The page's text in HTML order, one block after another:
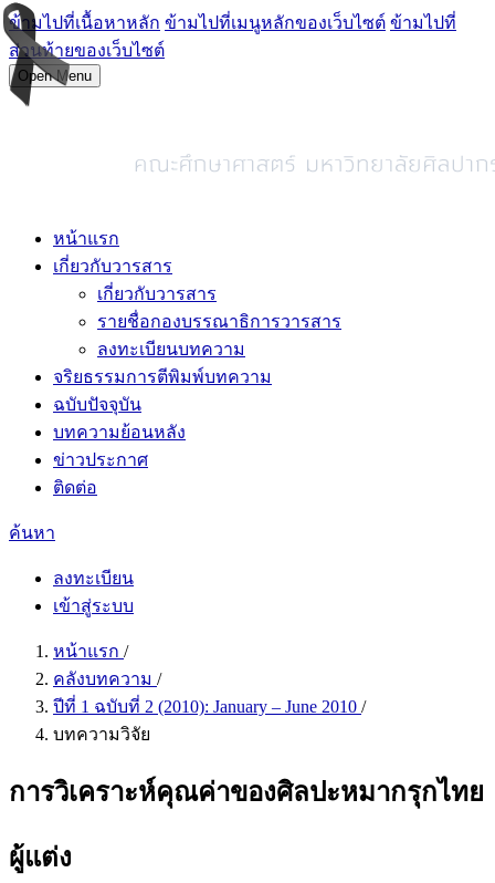
ข้ามไปที่เนื้อหาหลัก ข้ามไปที่เมนูหลักของเว็บไซต์ ข้ามไปที่
ส่วนท้ายของเว็บไซต์
Open Menu
หน้าแรก
เกี่ยวกับวารสาร
เกี่ยวกับวารสาร
รายชื่อกองบรรณาธิการวารสาร
ลงทะเบียนบทความ
จริยธรรมการตีพิมพ์บทความ
ฉบับปัจจุบัน
บทความย้อนหลัง
ข่าวประกาศ
ติดต่อ
ค้นหา
ลงทะเบียน
เข้าสู่ระบบ
หน้าแรก /
คลังบทความ /
ปีที่ 1 ฉบับที่ 2 (2010): January – June 2010 /
บทความวิจัย
การวิเคราะห์คุณค่าของศิลปะหมากรุกไทย
ผู้แต่ง